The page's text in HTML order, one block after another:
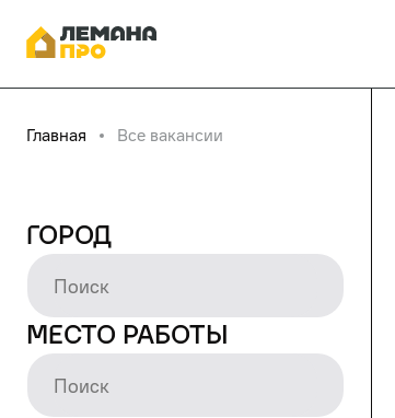
Главная Все вакансии
Город
Место работы